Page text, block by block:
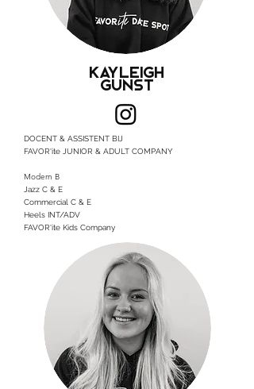
Kayleigh
Gunst
DOCENT & ASSISTENT BIJ
FAVOR'ite JUNIOR & ADULT COMPANY
Modern B
Jazz C & E
Commercial C & E
Heels INT/ADV
FAVOR'ite Kids Company